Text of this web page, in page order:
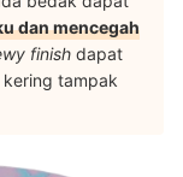
dan mencegah
finish dapat
tampak